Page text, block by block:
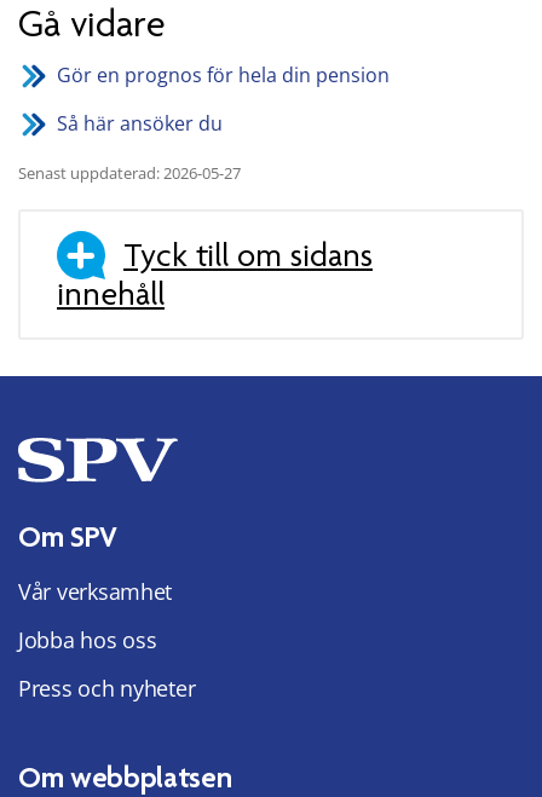
Gå vidare
Gör en prognos för hela din pension
Så här ansöker du
Senast uppdaterad: 2026-05-27
Tyck till om sidans
innehåll
Om SPV
Vår verksamhet
Jobba hos oss
Press och nyheter
Om webbplatsen